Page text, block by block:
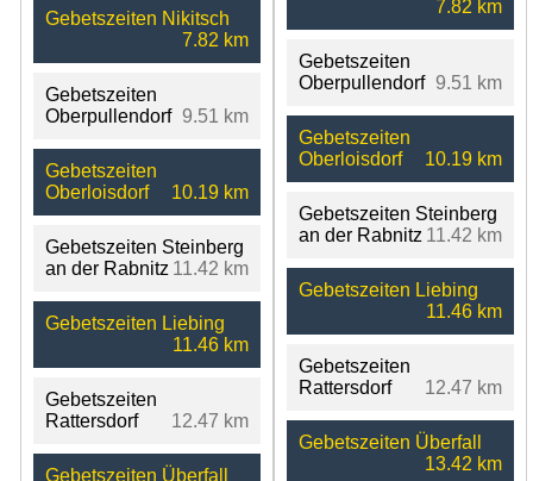
Gebetszeiten Nikitsch
7.82 km
Gebetszeiten
Oberpullendorf 9.51 km
Gebetszeiten
Oberloisdorf
10.19 km
Gebetszeiten Steinberg
an der Rabnitz 11.42 km
Gebetszeiten Liebing
11.46 km
Gebetszeiten
Rattersdorf
12.47 km
Gebetszeiten Überfall
7.82 km
Gebetszeiten
Oberpullendorf 9.51 km
Gebetszeiten
Oberloisdorf
10.19 km
Gebetszeiten Steinberg
an der Rabnitz 11.42 km
Gebetszeiten Liebing
11.46 km
Gebetszeiten
Rattersdorf
12.47 km
Gebetszeiten Überfall
13.42 km